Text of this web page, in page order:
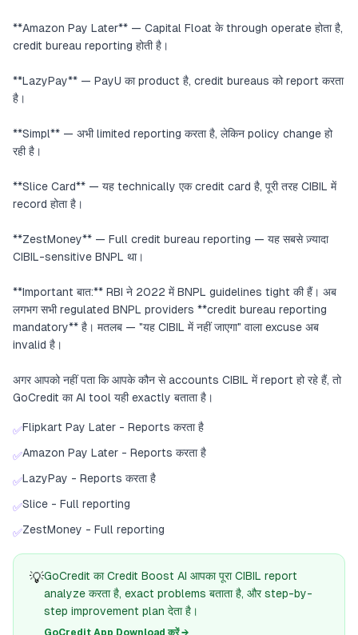
**Amazon Pay Later** — Capital Float के through operate होता है,
credit bureau reporting होती है।
**LazyPay** — PayU का product है, credit bureaus को report करता
है।
**Simpl** — अभी limited reporting करता है, लेकिन policy change हो
रही है।
**Slice Card** — यह technically एक credit card है, पूरी तरह CIBIL में
record होता है।
**ZestMoney** — Full credit bureau reporting — यह सबसे ज़्यादा
CIBIL-sensitive BNPL था।
**Important बात:** RBI ने 2022 में BNPL guidelines tight की हैं। अब
लगभग सभी regulated BNPL providers **credit bureau reporting
mandatory** है। मतलब — "यह CIBIL में नहीं जाएगा" वाला excuse अब
invalid है।
अगर आपको नहीं पता कि आपके कौन से accounts CIBIL में report हो रहे हैं, तो
GoCredit का AI tool यही exactly बताता है।
✅Flipkart Pay Later - Reports करता है
✅Amazon Pay Later - Reports करता है
✅LazyPay - Reports करता है
✅Slice - Full reporting
✅ZestMoney - Full reporting
💡GoCredit का Credit Boost AI आपका पूरा CIBIL report
analyze करता है, exact problems बताता है, और step-by-
step improvement plan देता है।
GoCredit App Download करें →